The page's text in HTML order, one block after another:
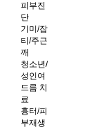
피부진
단
기미/잡
티/주근
깨
청소년/
성인여
드름 치
료
흉터/피
부재생